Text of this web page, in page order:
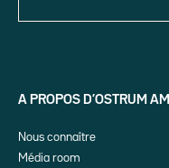
A PROPOS D’OSTRUM AM
Nous connaître
Média room